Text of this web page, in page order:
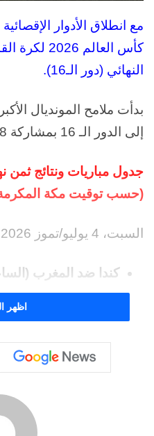
كأس العالم
النهائي (دور الـ16).
إلى الدور الـ 16 بمشاركة 48 منتخبًا.
(حسب توقيت مكة المكرمة
السبت، 4 يوليو/تموز 2026
كندا ضد المغرب (الساعة
باراغواي ضد فرنسا (00:00 منتصف الليل).
البرازيل ضد النرويج
اظهر